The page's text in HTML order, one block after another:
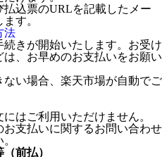
込票のURLを記載したメー
す。
法
きが開始いたします。お受け
、お早めのお支払いをお願い
い場合、楽天市場が自動でご
はご利用いただけません。
支払いに関するお問い合わせ
前払）